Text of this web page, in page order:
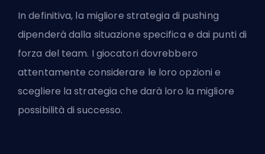
In definitiva, la migliore strategia di pushing
dipenderà dalla situazione specifica e dai punti di
forza del team. I giocatori dovrebbero
attentamente considerare le loro opzioni e
scegliere la strategia che darà loro la migliore
possibilità di successo.